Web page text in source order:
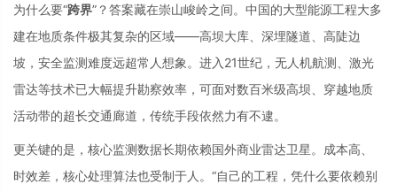
为什么要“跨界”？答案藏在崇山峻岭之间。中国的大型能源工程大多
建在地质条件极其复杂的区域——高坝大库、深埋隧道、高陡边
坡，安全监测难度远超常人想象。进入21世纪，无人机航测、激光
雷达等技术已大幅提升勘察效率，可面对数百米级高坝、穿越地质
活动带的超长交通廊道，传统手段依然力有不逮。
更关键的是，核心监测数据长期依赖国外商业雷达卫星。成本高、
时效差，核心处理算法也受制于人。“自己的工程，凭什么要依赖别